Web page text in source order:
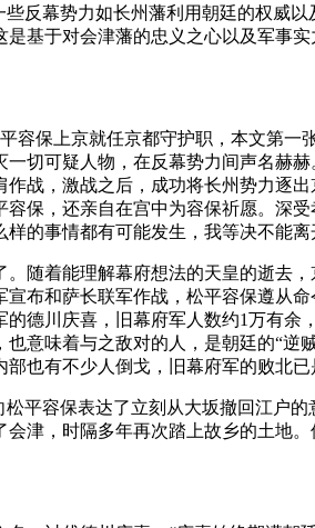
反幕势力如长州藩利用朝廷的权威
基于对会津藩的忠义之心以及军事
容保上京就任京都守护职，本文第
切可疑人物，在反幕势力间声名赫
战，激战之后，成功将长州势力逐
保，还亲自在宫中为容保祈愿。深
的事情都有可能发生，我等决不能离
随着能理解幕府想法的天皇的逝去
布和萨长联军作战，松平容保遵从
德川庆喜，旧幕府军人数约1万有
意味着与之敌对的人，是朝廷的“
也有不少人倒戈，旧幕府军的败北已
平容保表达了立刻从大坂撤回江户
津，时隔多年再次踏上故乡的土地